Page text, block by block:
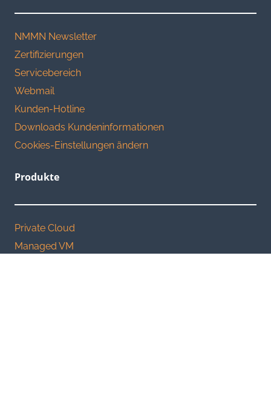
NMMN Newsletter
Zertifizierungen
Servicebereich
Webmail
Kunden-Hotline
Downloads Kundeninformationen
Cookies-Einstellungen ändern
Produkte
Private Cloud
Managed VM